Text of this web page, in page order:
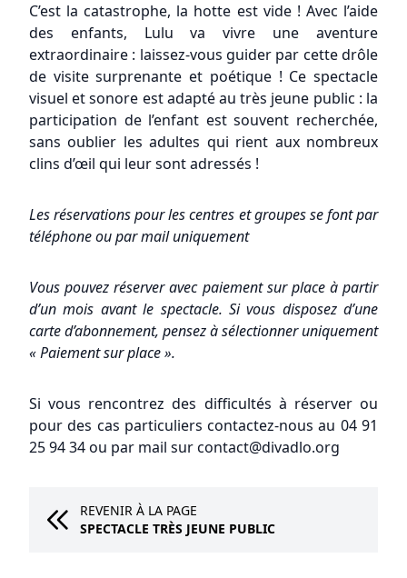
C’est la catastrophe, la hotte est vide ! Avec l’aide
des enfants, Lulu va vivre une aventure
extraordinaire : laissez-vous guider par cette drôle
de visite surprenante et poétique ! Ce spectacle
visuel et sonore est adapté au très jeune public : la
participation de l’enfant est souvent recherchée,
sans oublier les adultes qui rient aux nombreux
clins d’œil qui leur sont adressés !
Les réservations pour les centres et groupes se font par
téléphone ou par mail uniquement
Vous pouvez réserver avec paiement sur place à partir
d’un mois avant le spectacle. Si vous disposez d’une
carte d’abonnement, pensez à sélectionner uniquement
« Paiement sur place ».
Si vous rencontrez des difficultés à réserver ou
pour des cas particuliers contactez-nous au 04 91
25 94 34 ou par mail sur contact@divadlo.org
REVENIR À LA PAGE
SPECTACLE TRÈS JEUNE PUBLIC